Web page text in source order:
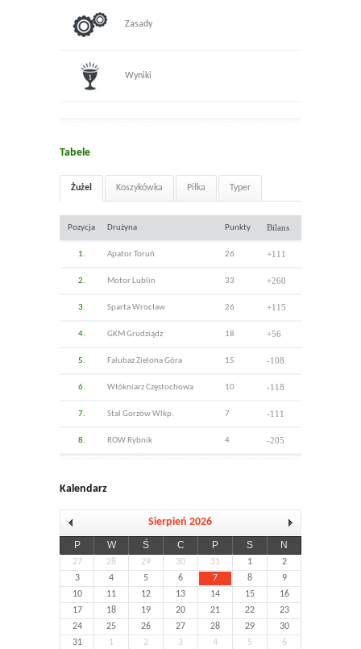
Zasady
Wyniki
Tabele
Żużel Koszykówka Piłka Typer
Pozycja Drużyna Punkty Bilans
1. Apator Toruń 26 +111
2. Motor Lublin 33 +260
3. Sparta Wrocław 26 +115
4. GKM Grudziądz 18 +56
5. Falubaz Zielona Góra 15 -108
6. Włókniarz Częstochowa 10 -118
7. Stal Gorzów Wlkp. 7 -111
8. ROW Rybnik 4 -205
Kalendarz
Sierpień 2026
P W Ś C P S N
27 28 29 30 31 1
2
3
4 5 6 7 8
9
10
11 12 13 14 15
16
17
18 19 20 21 22
23
24
25 26 27 28 29
30
31
1 2 3 4 5 6